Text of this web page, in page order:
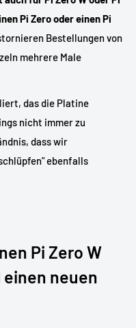
Pi Zero oder einen Pi
Bestellungen von
mehrere Male
das die Platine
nicht immer zu
dass wir
ebenfalls
Pi Zero W
neuen